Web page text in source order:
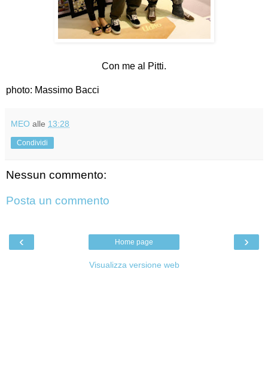
Con me al Pitti.
photo: Massimo Bacci
MEO alle 13:28
Condividi
Nessun commento:
Posta un commento
‹ ›
Home page
Visualizza versione web